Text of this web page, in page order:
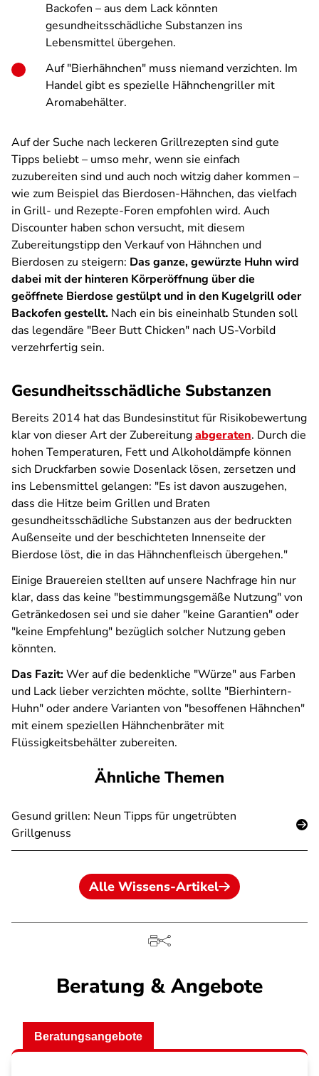
Backofen – aus dem Lack könnten
gesundheitsschädliche Substanzen ins
Lebensmittel übergehen.
Auf "Bierhähnchen" muss niemand verzichten. Im
Handel gibt es spezielle Hähnchengriller mit
Aromabehälter.
Auf der Suche nach leckeren Grillrezepten sind gute
Tipps beliebt – umso mehr, wenn sie einfach
zuzubereiten sind und auch noch witzig daher kommen –
wie zum Beispiel das Bierdosen-Hähnchen, das vielfach
in Grill- und Rezepte-Foren empfohlen wird. Auch
Discounter haben schon versucht, mit diesem
Zubereitungstipp den Verkauf von Hähnchen und
Bierdosen zu steigern: Das ganze, gewürzte Huhn wird
dabei mit der hinteren Körperöffnung über die
geöffnete Bierdose gestülpt und in den Kugelgrill oder
Backofen gestellt. Nach ein bis eineinhalb Stunden soll
das legendäre "Beer Butt Chicken" nach US-Vorbild
verzehrfertig sein.
Gesundheitsschädliche Substanzen
Bereits 2014 hat das Bundesinstitut für Risikobewertung
klar von dieser Art der Zubereitungabgeraten. Durch die
hohen Temperaturen, Fett und Alkoholdämpfe können
sich Druckfarben sowie Dosenlack lösen, zersetzen und
ins Lebensmittel gelangen: "Es ist davon auszugehen,
dass die Hitze beim Grillen und Braten
gesundheitsschädliche Substanzen aus der bedruckten
Außenseite und der beschichteten Innenseite der
Bierdose löst, die in das Hähnchenfleisch übergehen."
Einige Brauereien stellten auf unsere Nachfrage hin nur
klar, dass das keine "bestimmungsgemäße Nutzung" von
Getränkedosen sei und sie daher "keine Garantien" oder
"keine Empfehlung" bezüglich solcher Nutzung geben
könnten.
Das Fazit:Wer auf die bedenkliche "Würze" aus Farben
und Lack lieber verzichten möchte, sollte "Bierhintern-
Huhn" oder andere Varianten von "besoffenen Hähnchen"
mit einem speziellen Hähnchenbräter mit
Flüssigkeitsbehälter zubereiten.
Ähnliche Themen
Gesund grillen: Neun Tipps für ungetrübten
Grillgenuss
Alle Wissens-Artikel
Beratung & Angebote
Beratungsangebote